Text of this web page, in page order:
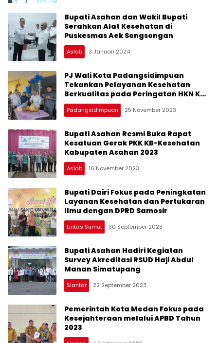
Bupati Asahan dan Wakil Bupati
Serahkan Alat Kesehatan di
Puskesmas Aek Songsongan
Aslab 3 Januari 2024
PJ Wali Kota Padangsidimpuan
Tekankan Pelayanan Kesehatan
Berkualitas pada Peringatan HKN Ke-
59
Padangsidimpuan 25 November 2023
Bupati Asahan Resmi Buka Rapat
Kesatuan Gerak PKK KB-Kesehatan
Kabupaten Asahan 2023
Aslab 16 November 2023
Bupati Dairi Fokus pada Peningkatan
Layanan Kesehatan dan Pertukaran
Ilmu dengan DPRD Samosir
Lintas Sumut 30 September 2023
Bupati Asahan Hadiri Kegiatan
Survey Akreditasi RSUD Haji Abdul
Manan Simatupang
Siantar 22 September 2023
Pemerintah Kota Medan Fokus pada
Kesejahteraan melalui APBD Tahun
2023